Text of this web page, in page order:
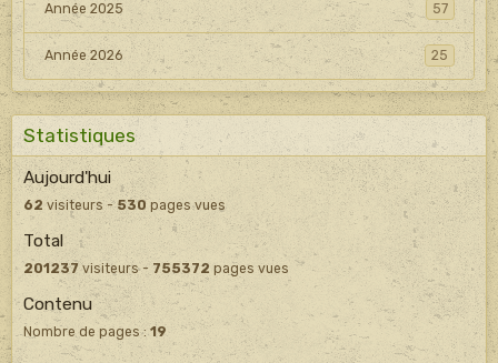
Année 2025 57
Année 2026 25
Statistiques
Aujourd'hui
62 visiteurs -530 pages vues
Total
201237visiteurs - 755372 pages vues
Contenu
Nombre de pages :19